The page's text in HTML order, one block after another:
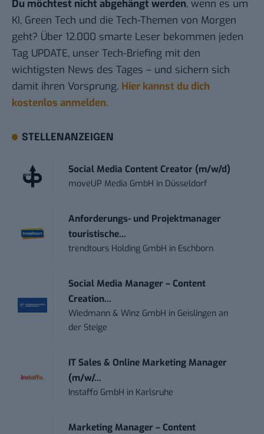
Du möchtest nicht abgehängt werden, wenn es um
KI, Green Tech und die Tech-Themen von Morgen
geht? Über 12.000 smarte Leser bekommen jeden
Tag UPDATE, unser Tech-Briefing mit den
wichtigsten News des Tages – und sichern sich
damit ihren Vorsprung. Hier kannst du dich
kostenlos anmelden.
STELLENANZEIGEN
Social Media Content Creator (m/w/d)
moveUP Media GmbH in Düsseldorf
Anforderungs- und Projektmanager
touristische...
trendtours Holding GmbH in Eschborn
Social Media Manager – Content
Creation...
Wiedmann & Winz GmbH in Geislingen an
der Steige
IT Sales & Online Marketing Manager
(m/w/...
Instaffo GmbH in Karlsruhe
Marketing Manager – Content